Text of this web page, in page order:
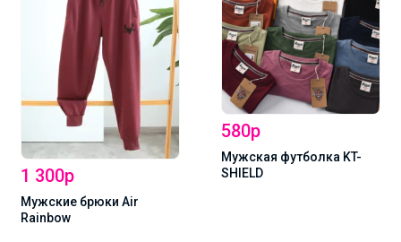
1 300р
Мужские брюки Air
Rainbow
580р
Мужская футболка KT-
SHIELD